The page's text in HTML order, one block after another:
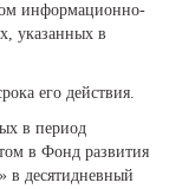
информационно-
указанных в
его действия.
в период
в Фонд развития
в десятидневный